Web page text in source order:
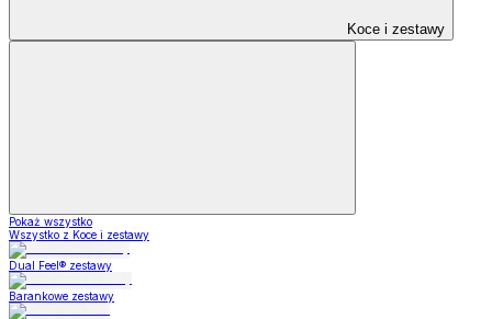
Koce i zestawy
Pokaż wszystko
Wszystko z Koce i zestawy
Dual Feel® zestawy
Barankowe zestawy